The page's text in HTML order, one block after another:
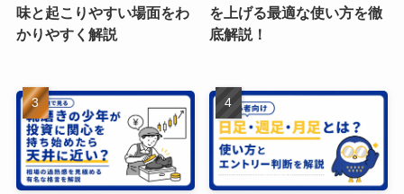
味と起こりやすい場面をわ
かりやすく解説
を上げる最適な使い方を徹
底解説！